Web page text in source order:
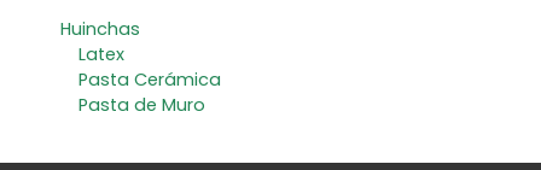
Huinchas
Latex
Pasta Cerámica
Pasta de Muro